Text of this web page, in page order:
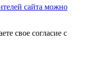
сайта можно
свое согласие с